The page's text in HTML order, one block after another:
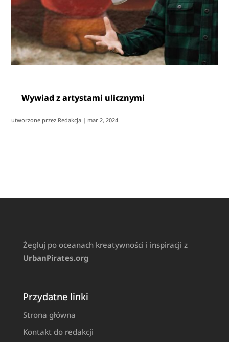
Wywiad z artystami ulicznymi
utworzone przez Redakcja | mar 2, 2024
Żegluj po oceanach kreatywności i inspiracji z
UrbanPirates.org
Przydatne linki
Strona główna
Kontakt do redakcji